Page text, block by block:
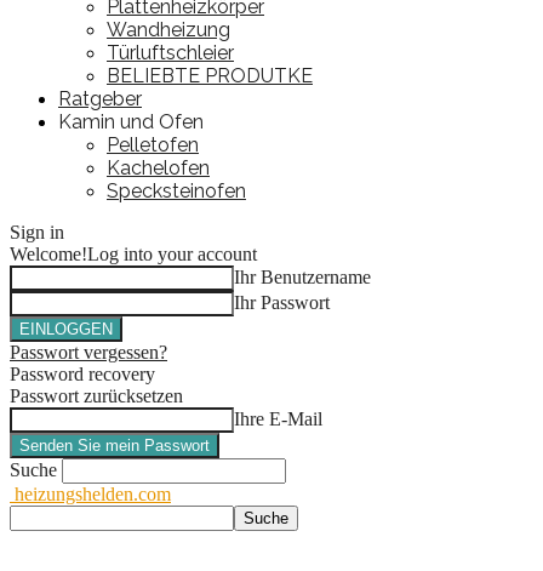
Plattenheizkörper
Wandheizung
Türluftschleier
BELIEBTE PRODUTKE
Ratgeber
Kamin und Ofen
Pelletofen
Kachelofen
Specksteinofen
Sign in
Welcome!Log into your account
Ihr Benutzername
Ihr Passwort
Passwort vergessen?
Password recovery
Passwort zurücksetzen
Ihre E-Mail
Suche
heizungshelden.com